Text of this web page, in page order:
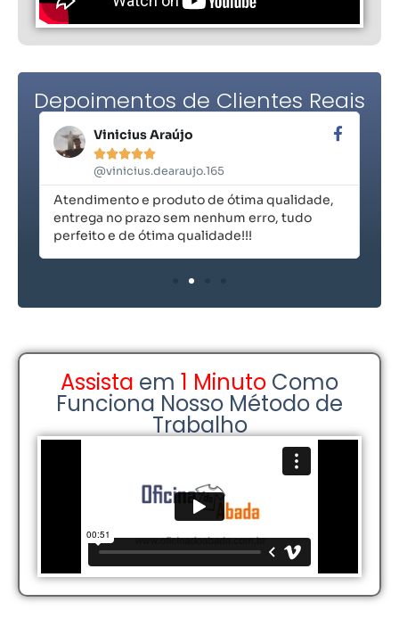
Depoimentos de Clientes Reais
Vinicius Araújo

@vinicius.dearaujo.165
Atendimento e produto de ótima qualidade,
entrega no prazo sem nenhum erro, tudo
perfeito e de ótima qualidade!!!
Assista em 1 Minuto Como
Funciona Nosso Método de
Trabalho